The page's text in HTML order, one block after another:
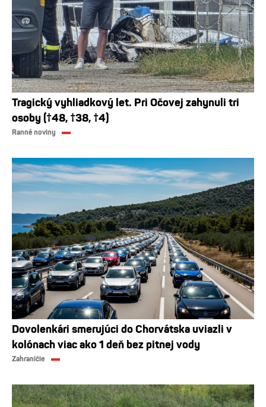
Tragický vyhliadkový let. Pri Očovej zahynuli tri
osoby (†48, †38, †4)
Ranné noviny
Dovolenkári smerujúci do Chorvátska uviazli v
kolónach viac ako 1 deň bez pitnej vody
Zahraničie